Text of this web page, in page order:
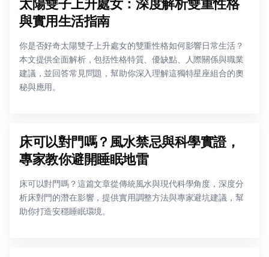
太陽雙子上升處女：深度解析雙重性格
與實用生活指南
你是否好奇太陽雙子上升處女的雙重性格如何影響日常生活？
本文提供全面解析，包括性格特質、優缺點、人際關係與職業
建議，並回答常見問題，幫助你深入理解這獨特星座組合的奧
秘與應用。
床可以對門嗎？風水禁忌與科學實證，
專家教你避開睡眠地雷
床可以對門嗎？這篇文章從傳統風水與現代科學角度，深度分
析床對門的潛在影響，提供實用調整方法與專家避坑建議，幫
助你打造安穩睡眠環境。